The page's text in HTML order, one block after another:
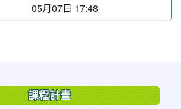
05月07日 17:48
課程計畫